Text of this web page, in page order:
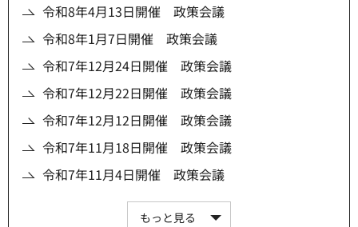
令和8年4月13日開催 政策会議
令和8年1月7日開催 政策会議
令和7年12月24日開催 政策会議
令和7年12月22日開催 政策会議
令和7年12月12日開催 政策会議
令和7年11月18日開催 政策会議
令和7年11月4日開催 政策会議
もっと見る